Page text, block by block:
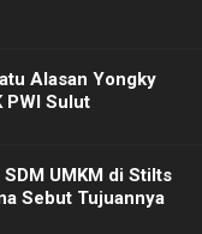
Alasan Yongky
PWI Sulut
UMKM di Stilts
Sebut Tujuannya